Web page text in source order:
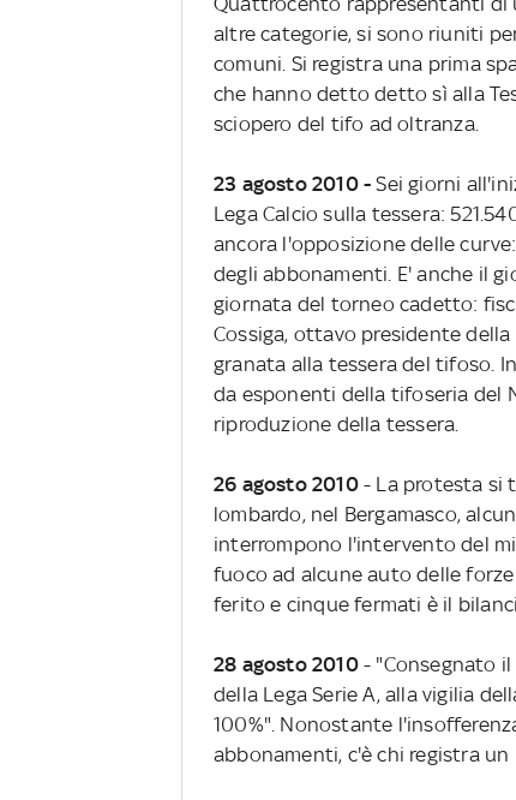
altre categorie, si sono riuniti
comuni. Si registra una prima
che hanno detto detto sì alla
sciopero del tifo ad oltranza.
23 agosto 2010 - Sei giorni
Lega Calcio sulla tessera:
ancora l'opposizione delle
degli abbonamenti. E' anche il
giornata del torneo cadetto:
Cossiga, ottavo presidente
granata alla tessera del tifoso.
da esponenti della tifoseria del
riproduzione della tessera.
26 agosto 2010 - La protesta si
lombardo, nel Bergamasco,
interrompono l'intervento del
fuoco ad alcune auto delle
ferito e cinque fermati è il
28 agosto 2010- "Consegnato il
della Lega Serie A, alla vigilia
100%". Nonostante
abbonamenti, c'è chi registra